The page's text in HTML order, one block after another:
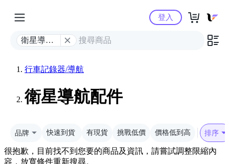
Yahoo購物中心
衛星導航
登入
行車記錄器/導航
衛星導航配件
品牌 快速到貨 有現貨 挑戰低價 價格低到高 排序
很抱歉，目前找不到您要的商品及資訊，請嘗試調整限縮內
容，放寬條件重新搜尋。